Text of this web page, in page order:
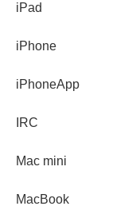
iPad
iPhone
iPhoneApp
IRC
Mac mini
MacBook